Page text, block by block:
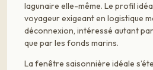
lagunaire elle-même. Le profil
voyageur exigeant en logistique
déconnexion, intéressé autant
que par les fonds marins.
La fenêtre saisonnière idéale